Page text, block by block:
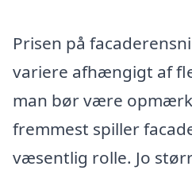
Prisen på
variere afhængigt af
man bør være
fremmest spiller
væsentlig rolle. Jo